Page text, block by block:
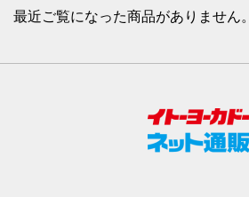
最近ご覧になった商品がありません。